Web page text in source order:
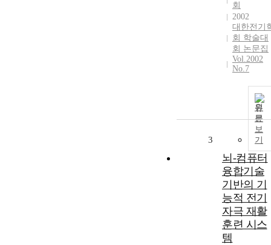
회
2002
대한전기
회 학술대
회 논문집
Vol.2002
No.7
원
문
보
기
3
뇌-컴퓨터
융합기술
기반의 기
능적 전기
자극 재활
훈련 시스
템